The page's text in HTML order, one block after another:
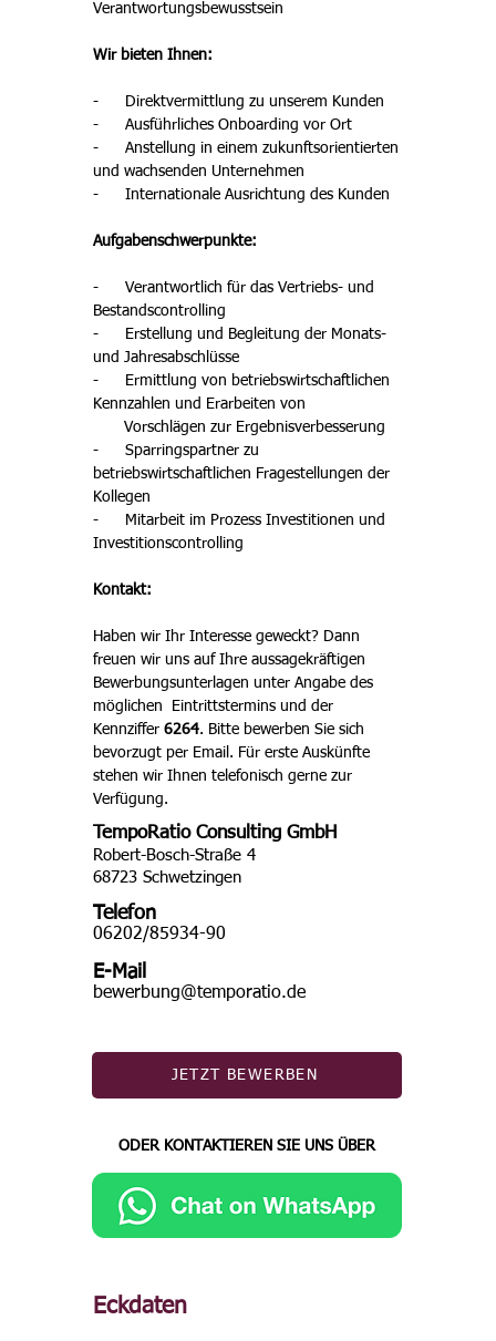
Verantwortungsbewusstsein
Wir bieten Ihnen:
-      Direktvermittlung zu unserem Kunden
-      Ausführliches Onboarding vor Ort
-      Anstellung in einem zukunftsorientierten
und wachsenden Unternehmen
-      Internationale Ausrichtung des Kunden
Aufgabenschwerpunkte:
-      Verantwortlich für das Vertriebs- und
Bestandscontrolling
-      Erstellung und Begleitung der Monats-
und Jahresabschlüsse
-      Ermittlung von betriebswirtschaftlichen
Kennzahlen und Erarbeiten von
       Vorschlägen zur Ergebnisverbesserung
-      Sparringspartner zu
betriebswirtschaftlichen Fragestellungen der
Kollegen
-      Mitarbeit im Prozess Investitionen und
Investitionscontrolling
Kontakt:
Haben wir Ihr Interesse geweckt? Dann
freuen wir uns auf Ihre aussagekräftigen
Bewerbungsunterlagen unter Angabe des
möglichen  Eintrittstermins und der
Kennziffer 6264. Bitte bewerben Sie sich
bevorzugt per Email. Für erste Auskünfte
stehen wir Ihnen telefonisch gerne zur
Verfügung.
TempoRatio Consulting GmbH
Robert-Bosch-Straße 4
68723 Schwetzingen
06202/85934-90
bewerbung@temporatio.de
Telefon
E-Mail
JETZT BEWERBEN
ODER KONTAKTIEREN SIE UNS ÜBER
Eckdaten